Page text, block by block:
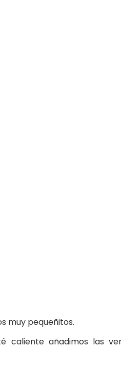
muy pequeñitos.
caliente añadimos las